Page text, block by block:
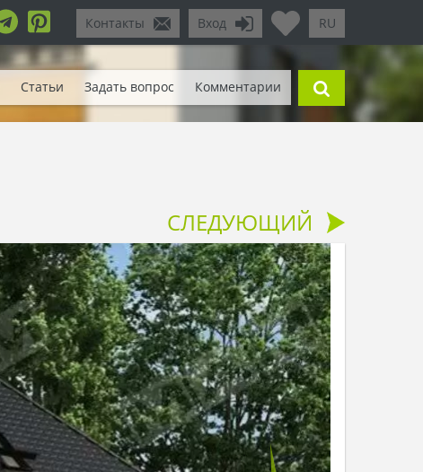
RU
Вход
Контакты
Статьи Задать вопрос Комментарии
СЛЕДУЮЩИЙ